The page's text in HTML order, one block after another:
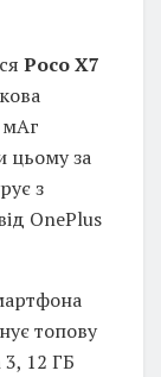
Poco X7
мАг
цьому за
з
OnePlus
топову
3, 12 ГБ